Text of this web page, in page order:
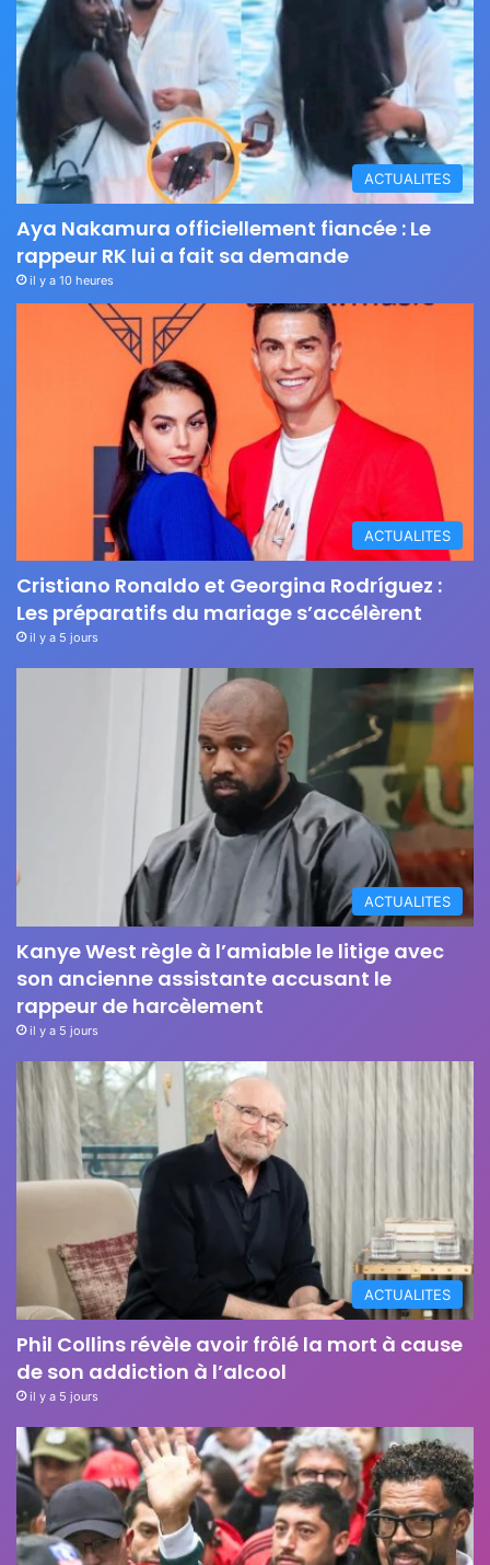
ACTUALITES
Aya Nakamura officiellement fiancée : Le
rappeur RK lui a fait sa demande
il y a 10 heures
ACTUALITES
Cristiano Ronaldo et Georgina Rodríguez :
Les préparatifs du mariage s’accélèrent
il y a 5 jours
ACTUALITES
Kanye West règle à l’amiable le litige avec
son ancienne assistante accusant le
rappeur de harcèlement
il y a 5 jours
ACTUALITES
Phil Collins révèle avoir frôlé la mort à cause
de son addiction à l’alcool
il y a 5 jours